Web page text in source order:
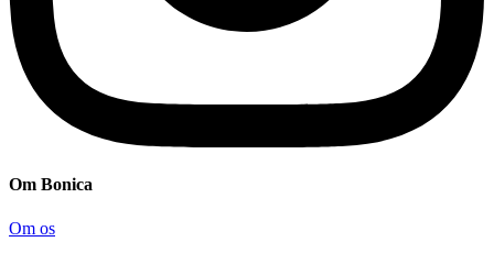
Om Bonica
Om os